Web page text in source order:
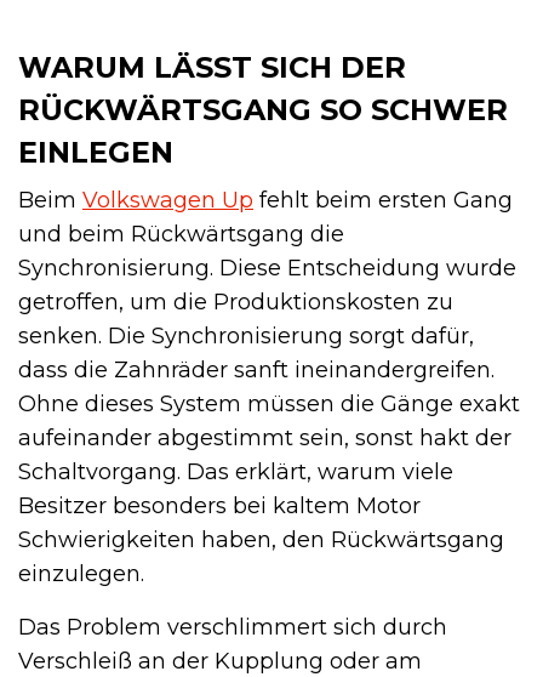
WARUM LÄSST SICH DER
RÜCKWÄRTSGANG SO SCHWER
EINLEGEN
Beim Volkswagen Up fehlt beim ersten Gang
und beim Rückwärtsgang die
Synchronisierung. Diese Entscheidung wurde
getroffen, um die Produktionskosten zu
senken. Die Synchronisierung sorgt dafür,
dass die Zahnräder sanft ineinandergreifen.
Ohne dieses System müssen die Gänge exakt
aufeinander abgestimmt sein, sonst hakt der
Schaltvorgang. Das erklärt, warum viele
Besitzer besonders bei kaltem Motor
Schwierigkeiten haben, den Rückwärtsgang
einzulegen.
Das Problem verschlimmert sich durch
Verschleiß an der Kupplung oder am